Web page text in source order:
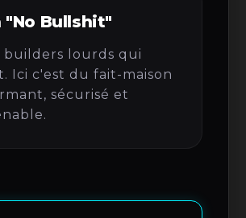
"No Bullshit"
builders lourds qui
Ici c'est du fait-maison
sécurisé et